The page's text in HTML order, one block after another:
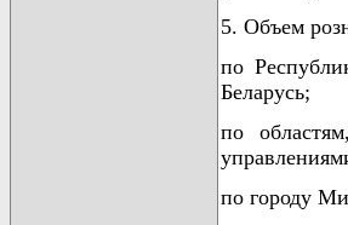
5. Объем
по
Беларусь;
по
по городу